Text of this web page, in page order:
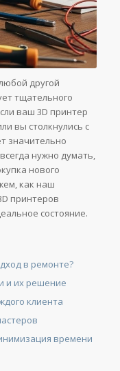
другой
тщательного
ваш 3D принтер
вы столкнулись с
значительно
нужно думать,
нового
как наш
принтеров
состояние.
в ремонте?
и их решение
клиента
времени